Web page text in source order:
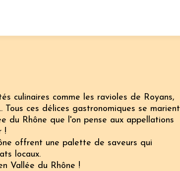
culinaires comme les ravioles de Royans,
ces délices gastronomiques se marient
du Rhône que l'on pense aux appellations
!
offrent une palette de saveurs qui
locaux.
Vallée du Rhône !